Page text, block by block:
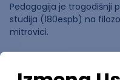
Pedagogija je trogodišnji
studija (180espb) na
mitrovici.